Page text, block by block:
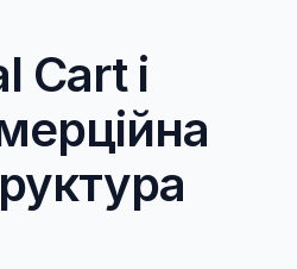
Cart і